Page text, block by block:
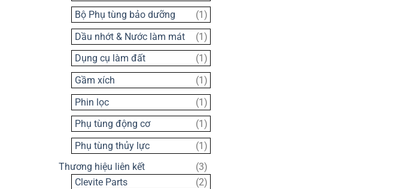
phẩm
sản
phẩm
Bộ Phụ tùng bảo dưỡng 1 1
sản
phẩm
Dầu nhớt & Nước làm mát 11
sản
phẩm
Dụng cụ làm đất 1 1
sản
phẩm
Gầm xích 11
sản
phẩm
Phin lọc 11
sản
phẩm
Phụ tùng động cơ 1 1
sản
phẩm
Phụ tùng thủy lực 11
sản
phẩm
Thương hiệu liên kết 33
sản
Clevite Parts 22